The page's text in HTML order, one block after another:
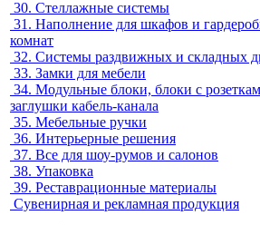
30. Стеллажные системы
31. Наполнение для шкафов и
комнат
32. Системы раздвижных и складных
33. Замки для мебели
34. Модульные блоки, блоки с
заглушки кабель-канала
35. Мебельные ручки
36. Интерьерные решения
37. Все для шоу-румов и салонов
38. Упаковка
39. Реставрационные материалы
Сувенирная и рекламная продукция